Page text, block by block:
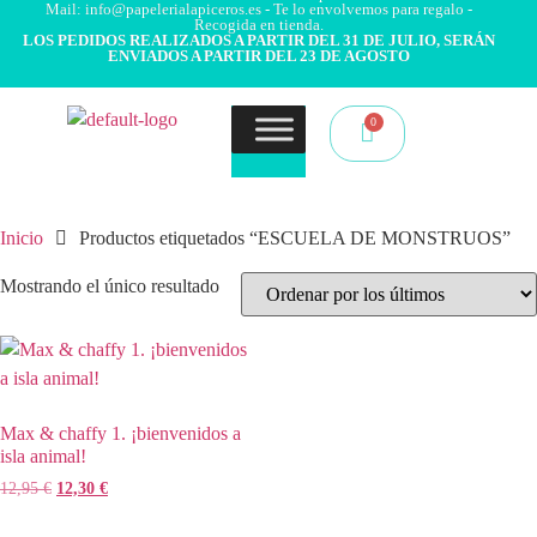
Mail: info@papelerialapiceros.es - Te lo envolvemos para regalo -
Recogida en tienda.
LOS PEDIDOS REALIZADOS A PARTIR DEL 31 DE JULIO, SERÁN
ENVIADOS A PARTIR DEL 23 DE AGOSTO
Inicio Productos etiquetados “ESCUELA DE MONSTRUOS”
Mostrando el único resultado
Max & chaffy 1. ¡bienvenidos a
isla animal!
12,95€ 12,30 €